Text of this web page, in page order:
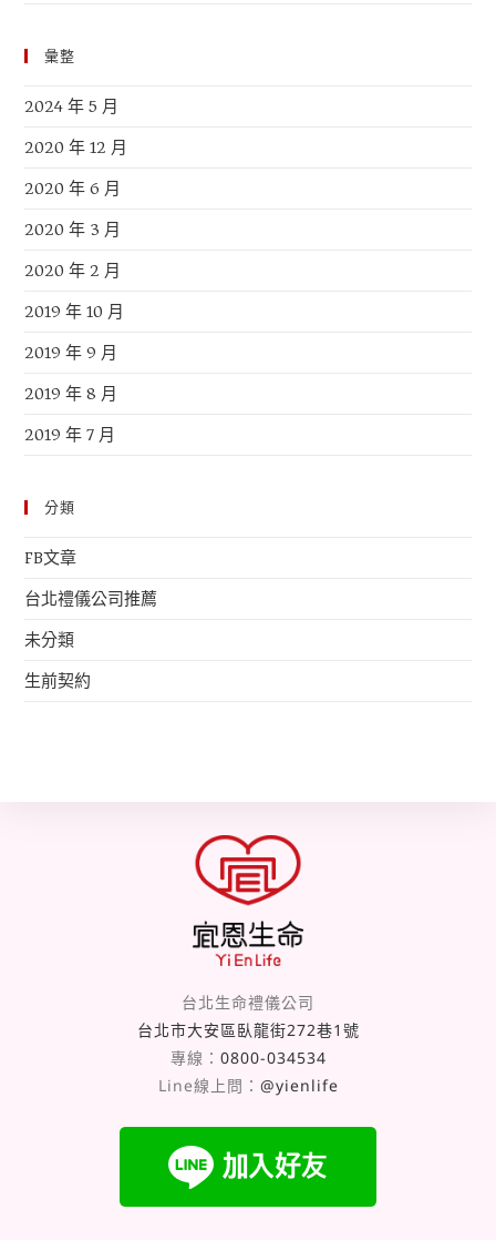
彙整
2024 年 5 月
2020 年 12 月
2020 年 6 月
2020 年 3 月
2020 年 2 月
2019 年 10 月
2019 年 9 月
2019 年 8 月
2019 年 7 月
分類
FB文章
台北禮儀公司推薦
未分類
生前契約
台北生命禮儀公司
台北市大安區臥龍街272巷1號
專線： 0800-034534
Line線上問： @yienlife